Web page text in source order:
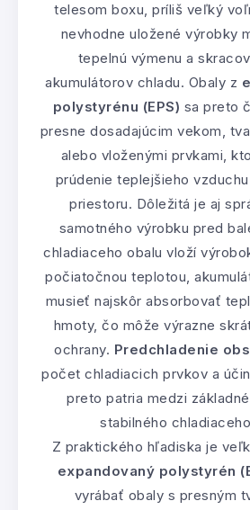
telesom boxu, príliš veľký
nevhodne uložené výrobky
tepelnú výmenu a
akumulátorov chladu. Obaly z
polystyrénu (EPS) sa preto
presne dosadajúcim vekom,
alebo vloženými prvkami,
prúdenie teplejšieho
priestoru. Dôležitá je aj
samotného výrobku pred
chladiaceho obalu vloží
počiatočnou teplotou,
musieť najskôr absorbovať
hmoty, čo môže výrazne
ochrany. Predchladenie
počet chladiacich prvkov a
preto patria medzi
stabilného
Z praktického hľadiska je
expandovaný polystyrén
vyrábať obaly s presným